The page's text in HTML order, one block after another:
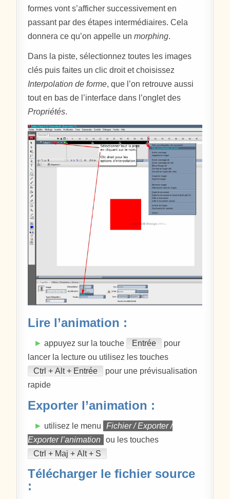
formes vont s’afficher successivement en
passant par des étapes intermédiaires. Cela
donnera ce qu’on appelle unmorphing.
Dans la piste, sélectionnez toutes les images
clés puis faites un clic droit et choisissez
Interpolation de forme, que l’on retrouve aussi
tout en bas de l’interface dans l’onglet des
Propriétés.
Lire l’animation :
► appuyez sur la touche Entrée
pour
lancer la lecture ou utilisez les touches
Ctrl + Alt + Entrée
pour une prévisualisation
rapide
Exporter l’animation :
► utilisez le menu
Fichier / Exporter /
Exporter l’animation
ou les touches
Ctrl + Maj + Alt + S
Télécharger le fichier source
: